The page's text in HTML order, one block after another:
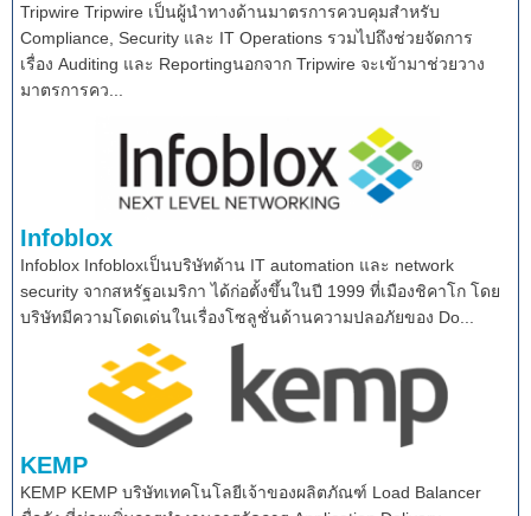
Tripwire Tripwire เป็นผู้นำทางด้านมาตรการควบคุมสำหรับ
Compliance, Security และ IT Operations รวมไปถึงช่วยจัดการ
เรื่อง Auditing และ Reportingนอกจาก Tripwire จะเข้ามาช่วยวาง
มาตรการคว...
Infoblox
Infoblox Infobloxเป็นบริษัทด้าน IT automation และ network
security จากสหรัฐอเมริกา ได้ก่อตั้งขึ้นในปี 1999 ที่เมืองชิคาโก โดย
บริษัทมีความโดดเด่นในเรื่องโซลูชั่นด้านความปลอภัยของ Do...
KEMP
KEMP KEMP บริษัทเทคโนโลยีเจ้าของผลิตภัณฑ์ Load Balancer